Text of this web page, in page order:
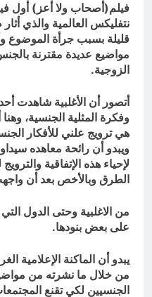
فيلم(أصحاب ولا أعز) أول
نتفليكس العالمية والذي
قليلة بسبب جرأة الموضوع
مواضيع عديدة مقترنة
الزوجية.
أتصور أن الأغلبية شاهدت
وفكرة المثلية الجنسية،
هي ترويج علني للأفكار
ويبدو أن رائحة معاهده
لإحياء هذه الإتفاقية
الطرق وبالأخص بعد أن
من الاغلبية وحتى الدول
على بعض بنودها.
يبدو أن الماكنة الإعلامية
من خلال ما نشرته من
الجنسيين لكي تقنع